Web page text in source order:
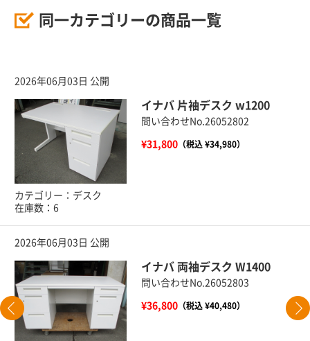
同一カテゴリーの商品一覧
2026年06月03日 公開
イナバ 片袖デスク w1200
問い合わせNo.26052802
¥31,800（税込 ¥34,980）
カテゴリー：デスク
在庫数：6
2026年06月03日 公開
イナバ 両袖デスク W1400
問い合わせNo.26052803
¥36,800（税込 ¥40,480）